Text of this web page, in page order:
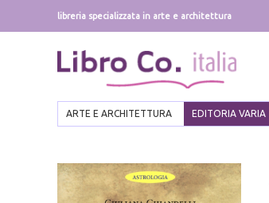
libreria specializzata in arte e architettura
ARTE E ARCHITETTURA EDITORIA VARIA